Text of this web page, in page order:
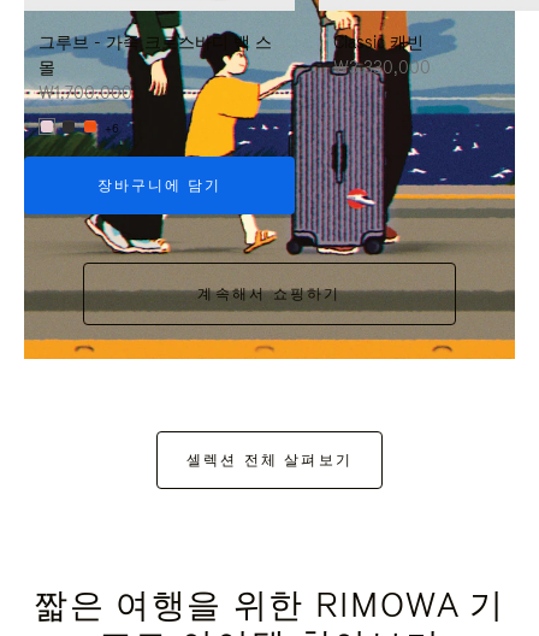
IT
IT
그루브 - 가죽 크로스바디 백 스
몰
₩1,700,000
+6
장바구니에 담기
Classic 캐빈
₩3,330,000
계속해서 쇼핑하기
셀렉션 전체 살펴보기
짧은 여행을 위한 RIMOWA 기